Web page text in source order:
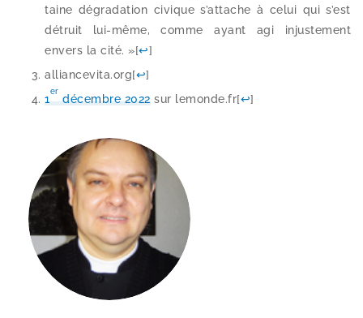
taine dégra­da­tion civique s’attache à celui qui s’est
détruit lui-​même, comme ayant agi injus­te­ment
envers la cité. »[↩]
allian​ce​vi​ta​.org[↩]
1
er
décembre 2022sur lemonde​.fr[↩]